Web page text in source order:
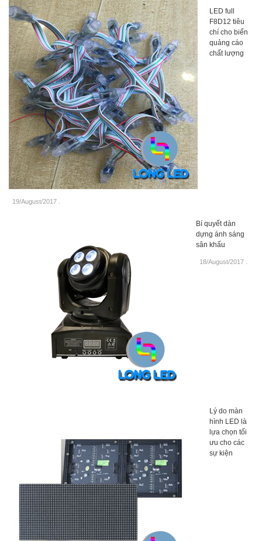
LED full
F8D12 tiêu
chí cho biển
quảng cáo
chất lượng
19/August/2017
Bí quyết dàn
dựng ánh sáng
sân khấu
18/August/2017
Lý do màn
hình LED là
lựa chọn tối
ưu cho các
sự kiện